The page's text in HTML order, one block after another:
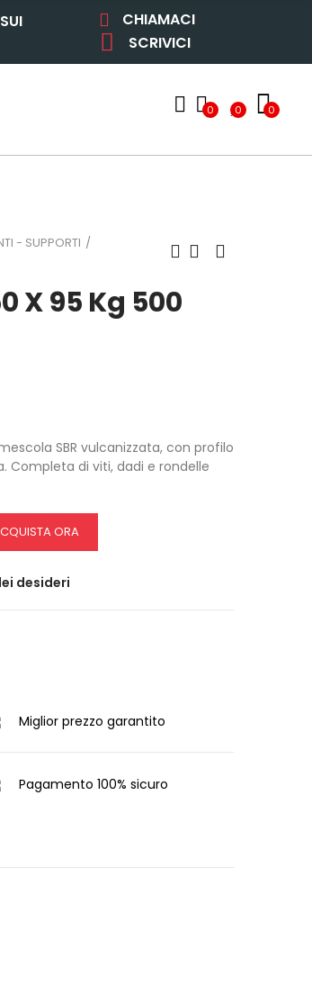
CHIAMACI
SCRIVICI
0 0 0
- SUPPORTI
X 95 Kg 500
SBR vulcanizzata, con profilo
Completa di viti, dadi e rondelle
ORA
desideri
Miglior prezzo garantito
Pagamento 100% sicuro